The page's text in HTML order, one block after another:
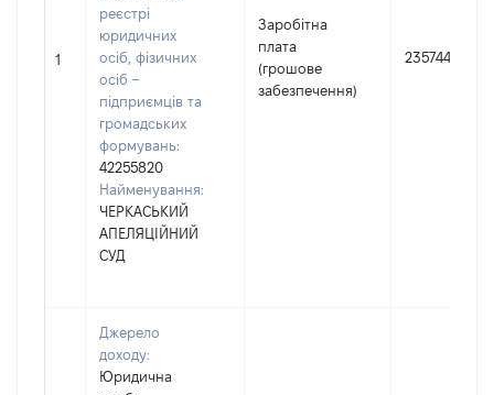
1
реєстрі
юридичних
осіб, фізичних
осіб –
підприємців та
громадських
формувань:
42255820
Найменування:
ЧЕРКАСЬКИЙ
АПЕЛЯЦІЙНИЙ
СУД
Заробітна
плата
(грошове
забезпечення)
2357449
Джерело
доходу:
Юридична